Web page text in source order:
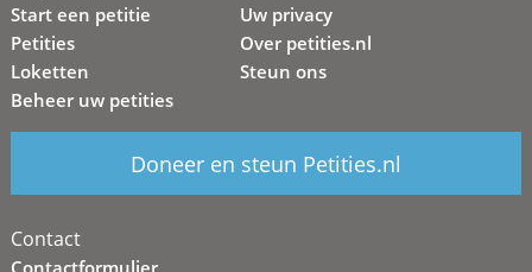
Start een petitie
Petities
Loketten
Beheer uw petities
Uw privacy
Over petities.nl
Steun ons
Doneer en steun Petities.nl
Contact